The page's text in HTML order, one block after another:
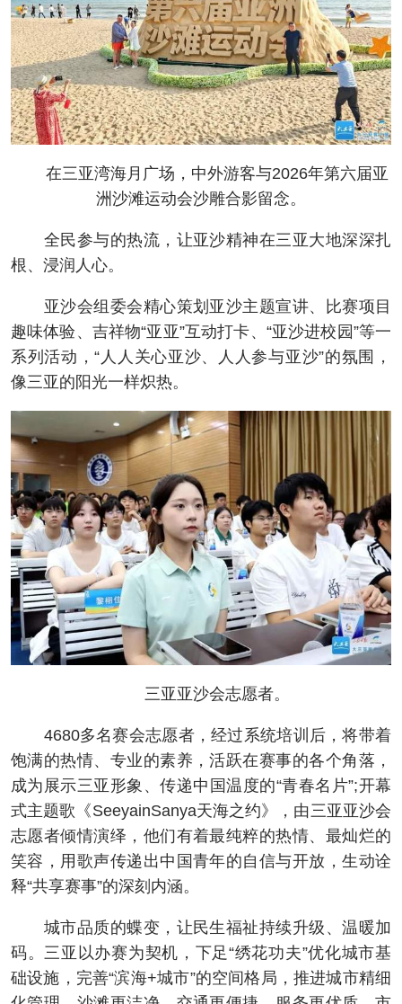
在三亚湾海月广场，中外游客与2026年第六届亚
洲沙滩运动会沙雕合影留念。
全民参与的热流，让亚沙精神在三亚大地深深扎
根、浸润人心。
亚沙会组委会精心策划亚沙主题宣讲、比赛项目
趣味体验、吉祥物“亚亚”互动打卡、“亚沙进校园”等一
系列活动，“人人关心亚沙、人人参与亚沙”的氛围，
像三亚的阳光一样炽热。
三亚亚沙会志愿者。
4680多名赛会志愿者，经过系统培训后，将带着
饱满的热情、专业的素养，活跃在赛事的各个角落，
成为展示三亚形象、传递中国温度的“青春名片”;开幕
式主题歌《SeeyainSanya天海之约》，由三亚亚沙会
志愿者倾情演绎，他们有着最纯粹的热情、最灿烂的
笑容，用歌声传递出中国青年的自信与开放，生动诠
释“共享赛事”的深刻内涵。
城市品质的蝶变，让民生福祉持续升级、温暖加
码。三亚以办赛为契机，下足“绣花功夫”优化城市基
础设施，完善“滨海+城市”的空间格局，推进城市精细